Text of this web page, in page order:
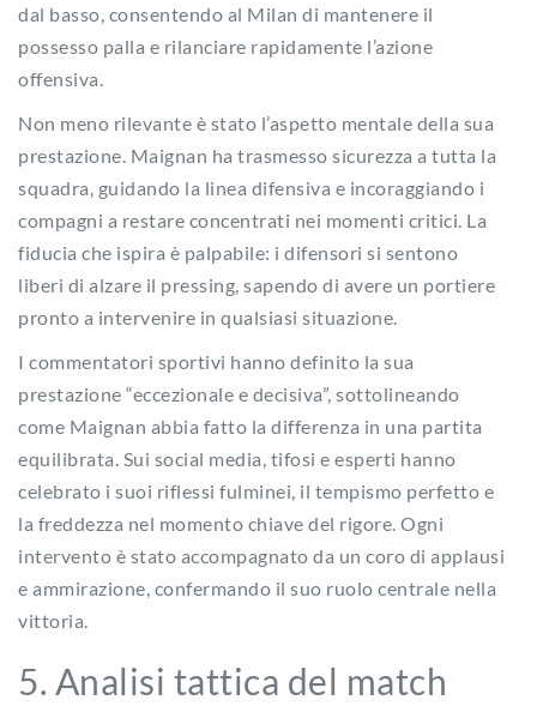
dal basso, consentendo al Milan di mantenere il
possesso palla e rilanciare rapidamente l’azione
offensiva.
Non meno rilevante è stato l’aspetto mentale della sua
prestazione. Maignan ha trasmesso sicurezza a tutta la
squadra, guidando la linea difensiva e incoraggiando i
compagni a restare concentrati nei momenti critici. La
fiducia che ispira è palpabile: i difensori si sentono
liberi di alzare il pressing, sapendo di avere un portiere
pronto a intervenire in qualsiasi situazione.
I commentatori sportivi hanno definito la sua
prestazione “eccezionale e decisiva”, sottolineando
come Maignan abbia fatto la differenza in una partita
equilibrata. Sui social media, tifosi e esperti hanno
celebrato i suoi riflessi fulminei, il tempismo perfetto e
la freddezza nel momento chiave del rigore. Ogni
intervento è stato accompagnato da un coro di applausi
e ammirazione, confermando il suo ruolo centrale nella
vittoria.
5. Analisi tattica del match